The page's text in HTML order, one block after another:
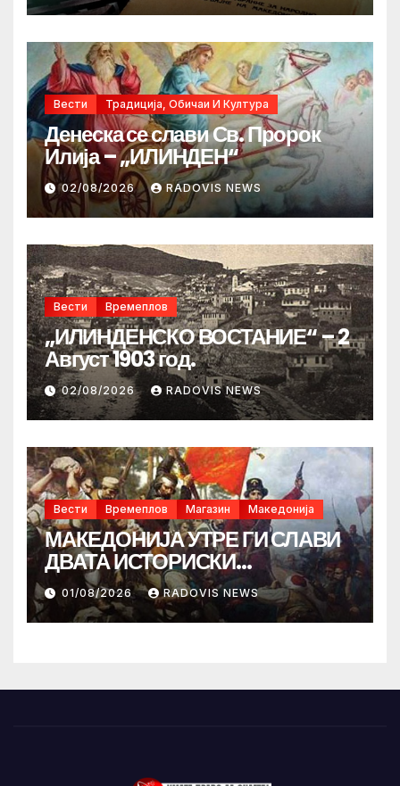
Вести Традиција, Обичаи И Култура
Денеска се слави Св. Пророк
Илија – „ИЛИНДЕН“
02/08/2026 RADOVIS NEWS
Вести Времеплов
„ИЛИНДЕНСКО ВОСТАНИЕ“ – 2
Август 1903 год.
02/08/2026 RADOVIS NEWS
Вести Времеплов Магазин Македонија
МАКЕДОНИЈА УТРЕ ГИ СЛАВИ
ДВАТА ИСТОРИСКИ
ИЛИНДЕНА!
01/08/2026 RADOVIS NEWS